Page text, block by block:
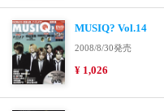
MUSIQ? Vol.14
2008/8/30発売
¥ 1,026